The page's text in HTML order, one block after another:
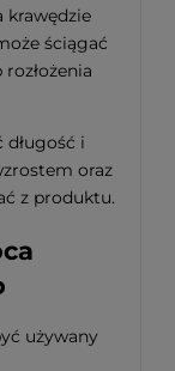
krawędzie
ściągać
długość i
oraz
z produktu.
używany